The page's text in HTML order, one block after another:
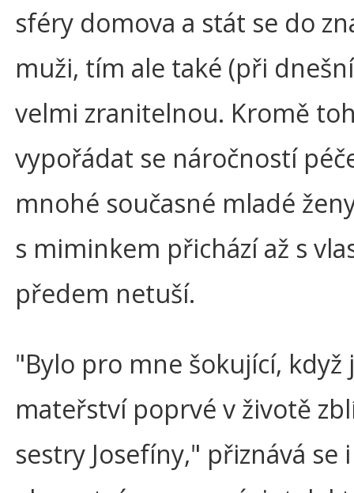
sféry domova a stát se do
muži, tím ale také (při
velmi zranitelnou. Kromě
vypořádat se náročností
mnohé současné mladé
s miminkem přichází až s
předem netuší.
"Bylo pro mne šokující,
mateřství poprvé v životě
sestry Josefíny," přiznává se